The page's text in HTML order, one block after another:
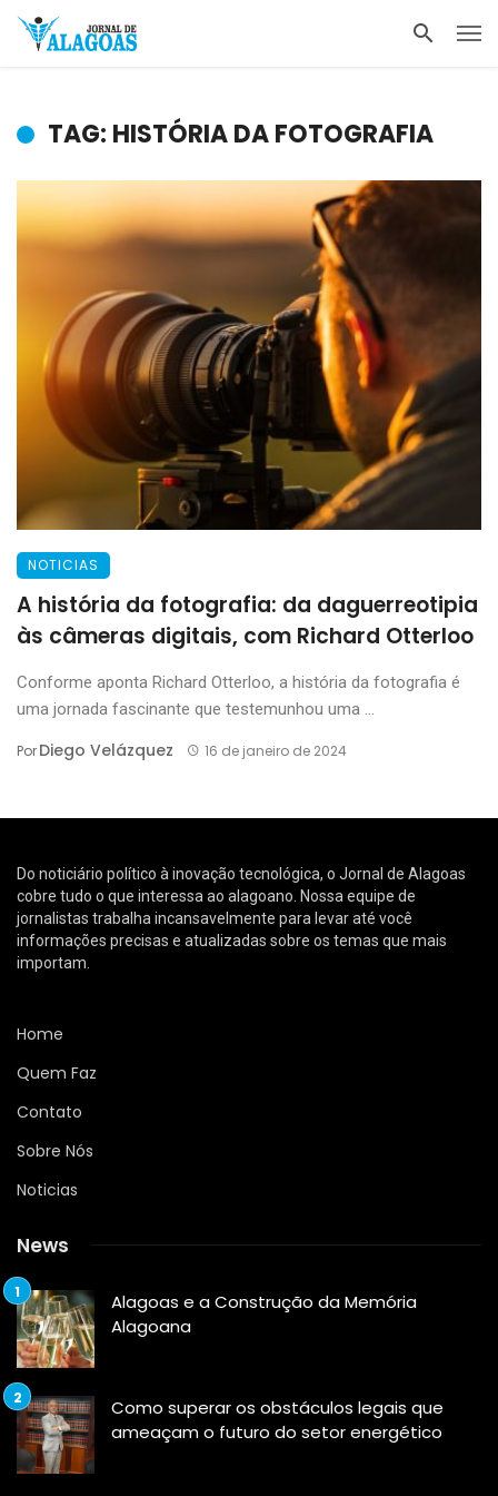
TAG: HISTÓRIA DA FOTOGRAFIA
NOTICIAS
A história da fotografia: da daguerreotipia
às câmeras digitais, com Richard Otterloo
Conforme aponta Richard Otterloo, a história da fotografia é
uma jornada fascinante que testemunhou uma ...
PorDiego Velázquez 16 de janeiro de 2024
Do noticiário político à inovação tecnológica, o Jornal de Alagoas
cobre tudo o que interessa ao alagoano. Nossa equipe de
jornalistas trabalha incansavelmente para levar até você
informações precisas e atualizadas sobre os temas que mais
importam.
Home
Quem Faz
Contato
Sobre Nós
Noticias
News
Alagoas e a Construção da Memória
Alagoana
Como superar os obstáculos legais que
ameaçam o futuro do setor energético